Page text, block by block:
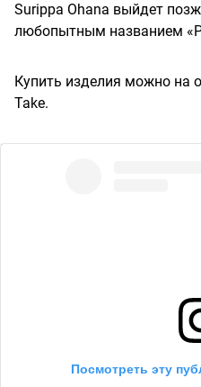
Surippa Ohana выйдет
любопытным названием
Купить изделия можно на
Take.
Посмотреть эту